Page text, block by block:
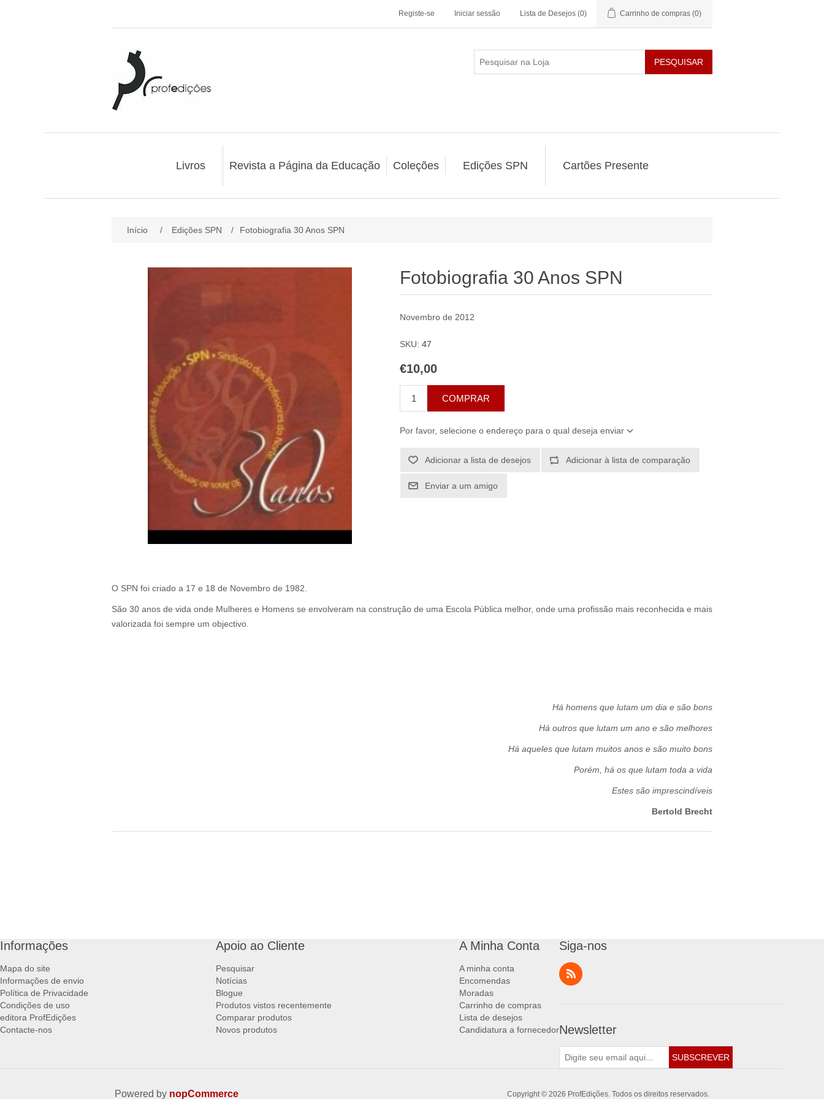
Registe-se Iniciar sessão Lista de Desejos (0) Carrinho de compras (0)
PESQUISAR
Livros Revista a Página da Educação Coleções Edições SPN Cartões Presente
Início / Edições SPN / Fotobiografia 30 Anos SPN
Fotobiografia 30 Anos SPN
Novembro de 2012
SKU: 47
€10,00
COMPRAR
Por favor, selecione o endereço para o qual deseja enviar
Adicionar a lista de desejos Adicionar à lista de comparação
Enviar a um amigo
O SPN foi criado a 17 e 18 de Novembro de 1982.
São 30 anos de vida onde Mulheres e Homens se envolveram na construção de uma Escola Pública melhor, onde uma profissão mais reconhecida e mais
valorizada foi sempre um objectivo.
Há homens que lutam um dia e são bons
Há outros que lutam um ano e são melhores
Há aqueles que lutam muitos anos e são muito bons
Porém, há os que lutam toda a vida
Estes são imprescindíveis
Bertold Brecht
Informações
Mapa do site
Informações de envio
Política de Privacidade
Condições de uso
editora ProfEdições
Contacte-nos
Apoio ao Cliente
Pesquisar
Notícias
Blogue
Produtos vistos recentemente
Comparar produtos
Novos produtos
A Minha Conta
A minha conta
Encomendas
Moradas
Carrinho de compras
Lista de desejos
Candidatura a fornecedor
Siga-nos
Newsletter
SUBSCREVER
Copyright © 2026 ProfEdições. Todos os direitos reservados.
Powered by nopCommerce